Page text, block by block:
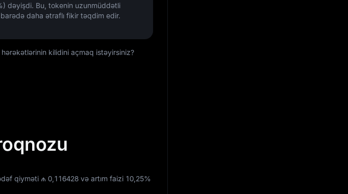
dəyişdi. Bu, tokenin uzunmüddətli
daha ətraflı fikir təqdim edir.
kilidini açmaq istəyirsiniz?
qiyməti ₼ 0,116428 və artım faizi 10,25%